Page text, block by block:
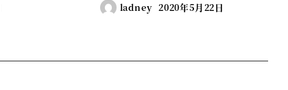
ladney 2020年5月22日